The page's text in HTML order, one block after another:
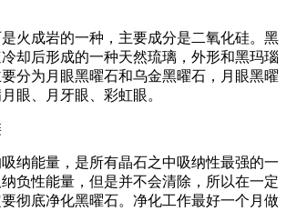
成岩的一种，主要成分是二氧化硅。黑
却后形成的一种天然琉璃，外形和黑玛瑙
分为月眼黑曜石和乌金黑曜石，月眼黑曜
眼、月牙眼、彩虹眼。
纳能量，是所有晶石之中吸纳性最强的一
负性能量，但是并不会清除，所以在一定
彻底净化黑曜石。净化工作最好一个月做